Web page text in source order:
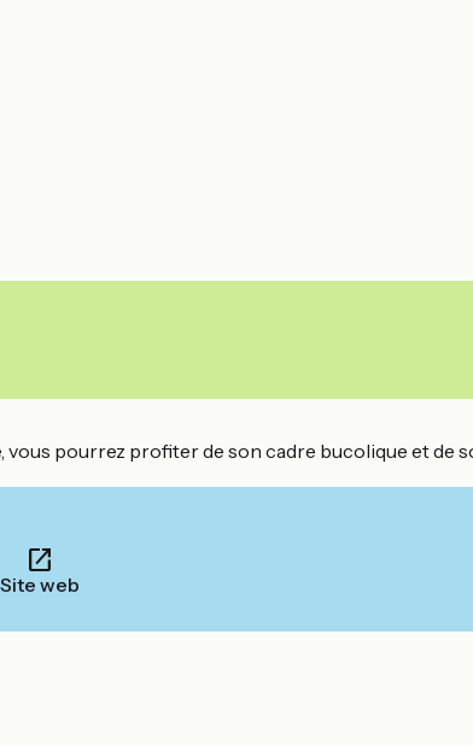
vous pourrez profiter de son cadre bucolique et de
Site web